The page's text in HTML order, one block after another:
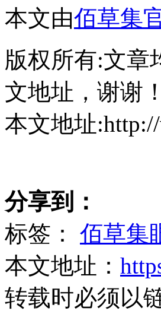
本文由佰草集
版权所有:文章
文地址，谢谢
本文地址
分享到：
标签： 佰草集
本文地址：
转载时必须以